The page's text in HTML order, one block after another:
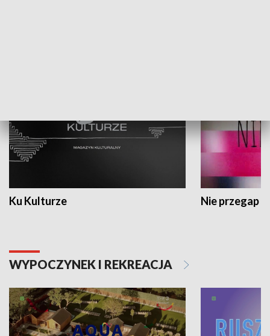
Ku Kulturze Nie przegap
WYPOCZYNEK I REKREACJA